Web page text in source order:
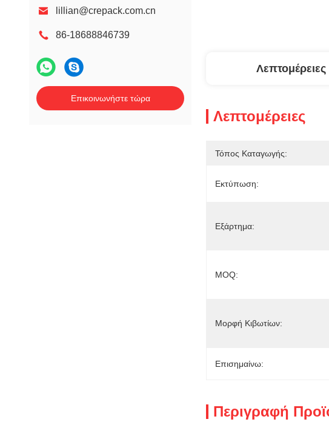
lillian@crepack.com.cn
86-18688846739
Επικοινωνήστε τώρα
Λεπτομέρειες
Λεπτομέρειες
Τόπος Καταγωγής:
Εκτύπωση:
Εξάρτημα:
MOQ:
Μορφή Κιβωτίων:
Επισημαίνω:
Περιγραφή